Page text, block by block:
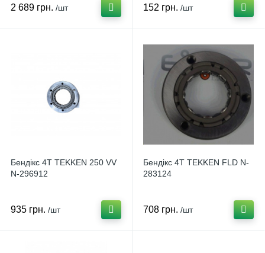
2 689 грн. /шт 152 грн. /шт
Бендікс 4T TEKKEN 250 VV
N-296912
935 грн. /шт
Бендікс 4T TEKKEN FLD N-
283124
708 грн. /шт